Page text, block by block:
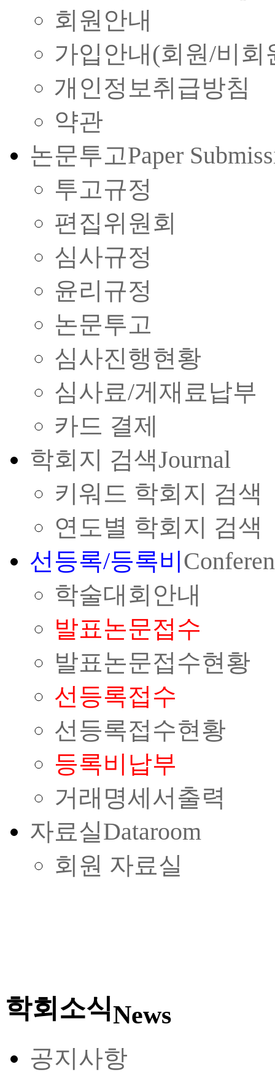
회원안내
가입안내(회원/비회
개인정보취급방침
약관
논문투고Paper
투고규정
편집위원회
심사규정
윤리규정
논문투고
심사진행현황
심사료/게재료납부
카드 결제
학회지 검색Journal
키워드 학회지 검색
연도별 학회지 검색
선등록/등록비
학술대회안내
발표논문접수
발표논문접수현황
선등록접수
선등록접수현황
등록비납부
거래명세서출력
자료실Dataroom
회원 자료실
학회소식News
공지사항